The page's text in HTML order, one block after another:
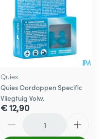
Quies
Quies Oordoppen Specific
Vliegtuig Volw.
€ 12,90